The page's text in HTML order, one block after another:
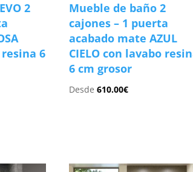
2
resina 6
Mueble de baño 2
cajones – 1 puerta
acabado mate AZUL
CIELO con lavabo
6 cm grosor
Desde610.00€